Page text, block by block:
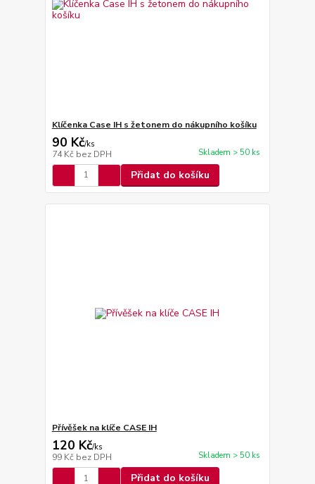
Klíčenka Case IH s žetonem do nákupního košíku
90 Kč/ks
74 Kč bez DPH Skladem > 50 ks
Přidat do košíku
Přívěšek na klíče CASE IH
120 Kč/ks
99 Kč bez DPH Skladem > 50 ks
Přidat do košíku